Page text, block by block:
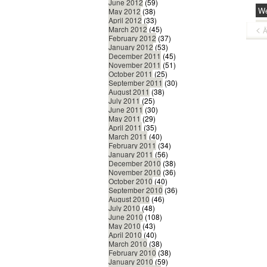
June 2012 (59)
May 2012 (38)
April 2012 (33)
March 2012 (45)
February 2012 (37)
January 2012 (53)
December 2011 (45)
November 2011 (51)
October 2011 (25)
September 2011 (30)
August 2011 (38)
July 2011 (25)
June 2011 (30)
May 2011 (29)
April 2011 (35)
March 2011 (40)
February 2011 (34)
January 2011 (56)
December 2010 (38)
November 2010 (36)
October 2010 (40)
September 2010 (36)
August 2010 (46)
July 2010 (48)
June 2010 (108)
May 2010 (43)
April 2010 (40)
March 2010 (38)
February 2010 (38)
January 2010 (59)